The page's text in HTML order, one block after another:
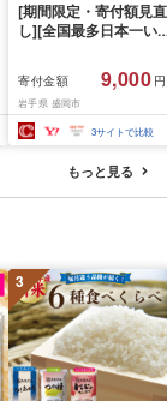
[期間限定・寄付額見直
し][全国最多日本一い
1.5kg(150g×10個) い
て牛 × 岩中豚 ハンバー
グ 合挽き 合い挽き 黒
和牛 人気 冷凍 個包装
分け 冷凍 牛肉 豚肉 和
ビーフ ポーク はんば
ぐ 挽肉 お肉 ミンチ 肉
お弁当 hannba-gu ラ
寄付金額 9,000
岩手県 盛岡市
3サイトで比較
もっと見る
3